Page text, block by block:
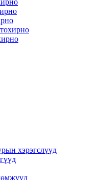
хэрэгслүүд